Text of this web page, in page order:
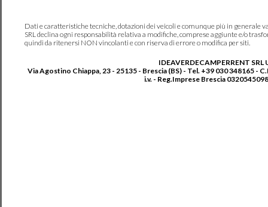
Dati e caratteristiche tecniche, dotazioni dei veicoli e comunque più in generale
SRL declina ogni responsabilità relativa a modifiche, comprese aggiunte e/o
quindi da ritenersi NON vincolanti e con riserva di errore o modifica per siti.
IDEAVERDECAMPERRENT SRL
Via Agostino Chiappa, 23 - 25135 - Brescia (BS) - Tel. +39 030 348165 -
i.v. - Reg.Imprese Brescia